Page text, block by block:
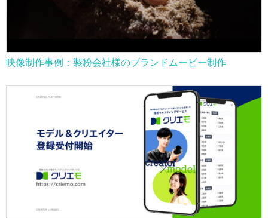
映像制作事例：製粉会社様のブランドムービー制作